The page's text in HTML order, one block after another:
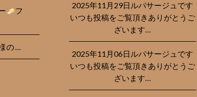
フ
の…
2025年11月29日ルパサージュです︎
いつも投稿をご覧頂きありがとうご
ざいます…
2025年11月06日ルパサージュです︎
いつも投稿をご覧頂きありがとうご
ざいます…